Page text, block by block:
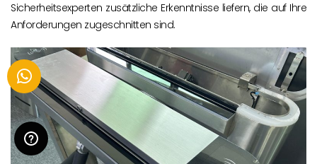
Sicherheitsexperten zusätzliche Erkenntnisse liefern, die auf Ihre
Anforderungen zugeschnitten sind.